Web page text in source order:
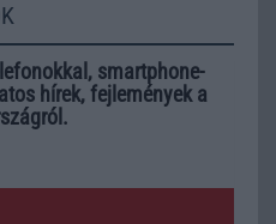
smartphone-
hírek, fejlemények a